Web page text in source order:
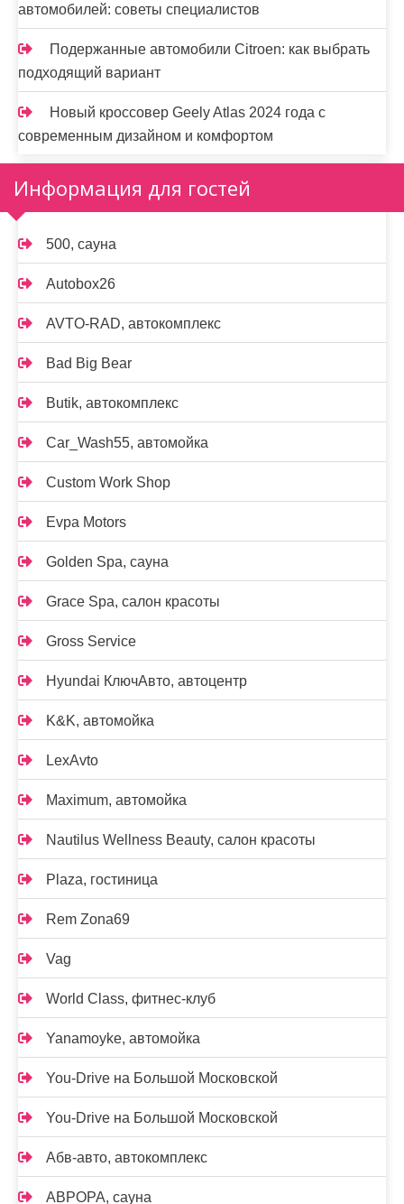
автомобилей: советы специалистов
Подержанные автомобили Citroen: как выбрать
подходящий вариант
Новый кроссовер Geely Atlas 2024 года с
современным дизайном и комфортом
Информация для гостей
500, сауна
Autobox26
AVTO-RAD, автокомплекс
Bad Big Bear
Butik, автокомплекс
Car_Wash55, автомойка
Custom Work Shop
Evpa Motors
Golden Spa, сауна
Grace Spa, салон красоты
Gross Service
Hyundai КлючАвто, автоцентр
K&K, автомойка
LexAvto
Maximum, автомойка
Nautilus Wellness Beauty, салон красоты
Plaza, гостиница
Rem Zona69
Vag
World Class, фитнес-клуб
Yanamoyke, автомойка
You-Drive на Большой Московской
You-Drive на Большой Московской
Абв-авто, автокомплекс
АВРОРА, сауна